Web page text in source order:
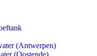
(Antwerpen)